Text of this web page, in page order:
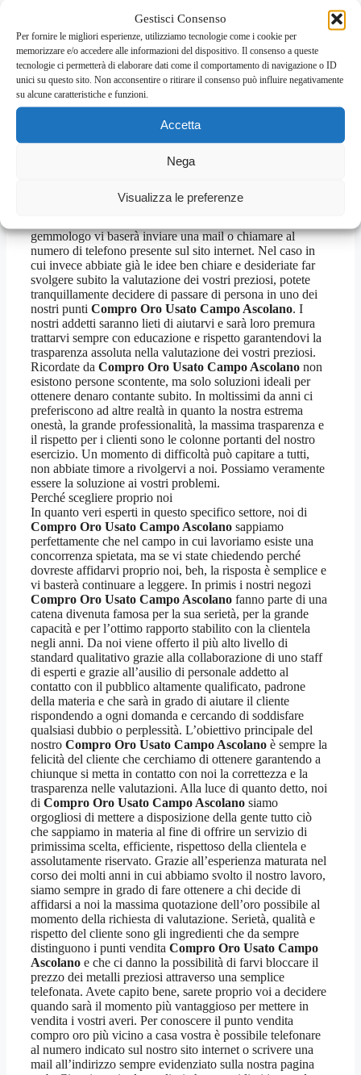
Gestisci Consenso
Per fornire le migliori esperienze, utilizziamo tecnologie come i cookie per
memorizzare e/o accedere alle informazioni del dispositivo. Il consenso a queste
tecnologie ci permetterà di elaborare dati come il comportamento di navigazione o ID
unici su questo sito. Non acconsentire o ritirare il consenso può influire negativamente
su alcune caratteristiche e funzioni.
Accetta
Nega
Visualizza le preferenze
valore dei diamanti viene svolta sulla base del listino
internazionale Rapaport, quindi potete essere
assolutamente sicuri che il prezzo che il personale di
Compro Oro Usato Campo Ascolanovi proporrà sarà
sempre assolutamente onesto e la valutazione avverrà
sempre nel massimo della trasparenza. Attenzione, però, a
scanso di equivoci, ci teniamo a sottolineare che nei negozi
Compro Oro Usato Campo Ascolano
preziosi, questo perché siamo interessati solo ed
avete bisogno di contattareCompro Oro Usato Campo
per avere informazioni, bloccare il prezzo
gemmologo vi baserà inviare una mail o chiamare al
numero di telefono presente sul sito internet. Nel caso in
cui invece abbiate già le idee ben chiare e desideriate far
svolgere subito la valutazione dei vostri preziosi, potete
tranquillamente decidere di passare di persona in uno dei
nostri punti Compro Oro Usato Campo Ascolano. I
nostri addetti saranno lieti di aiutarvi e sarà loro premura
trattarvi sempre con educazione e rispetto garantendovi la
trasparenza assoluta nella valutazione dei vostri preziosi.
Ricordate da Compro Oro Usato Campo Ascolano non
esistono persone scontente, ma solo soluzioni ideali per
ottenere denaro contante subito. In moltissimi da anni ci
preferiscono ad altre realtà in quanto la nostra estrema
onestà, la grande professionalità, la massima trasparenza e
il rispetto per i clienti sono le colonne portanti del nostro
esercizio. Un momento di difficoltà può capitare a tutti,
non abbiate timore a rivolgervi a noi. Possiamo veramente
essere la soluzione ai vostri problemi.
Perché scegliere proprio noi
In quanto veri esperti in questo specifico settore, noi di
Compro Oro Usato Campo Ascolano sappiamo
perfettamente che nel campo in cui lavoriamo esiste una
concorrenza spietata, ma se vi state chiedendo perché
dovreste affidarvi proprio noi, beh, la risposta è semplice e
vi basterà continuare a leggere. In primis i nostri negozi
Compro Oro Usato Campo Ascolano fanno parte di una
catena divenuta famosa per la sua serietà, per la grande
capacità e per l’ottimo rapporto stabilito con la clientela
negli anni. Da noi viene offerto il più alto livello di
standard qualitativo grazie alla collaborazione di uno staff
di esperti e grazie all’ausilio di personale addetto al
contatto con il pubblico altamente qualificato, padrone
della materia e che sarà in grado di aiutare il cliente
rispondendo a ogni domanda e cercando di soddisfare
qualsiasi dubbio o perplessità. L’obiettivo principale del
nostro Compro Oro Usato Campo Ascolano è sempre la
felicità del cliente che cerchiamo di ottenere garantendo a
chiunque si metta in contatto con noi la correttezza e la
trasparenza nelle valutazioni. Alla luce di quanto detto, noi
di Compro Oro Usato Campo Ascolano siamo
orgogliosi di mettere a disposizione della gente tutto ciò
che sappiamo in materia al fine di offrire un servizio di
primissima scelta, efficiente, rispettoso della clientela e
assolutamente riservato. Grazie all’esperienza maturata nel
corso dei molti anni in cui abbiamo svolto il nostro lavoro,
siamo sempre in grado di fare ottenere a chi decide di
affidarsi a noi la massima quotazione dell’oro possibile al
momento della richiesta di valutazione. Serietà, qualità e
rispetto del cliente sono gli ingredienti che da sempre
distinguono i punti vendita Compro Oro Usato Campo
Ascolano e che ci danno la possibilità di farvi bloccare il
prezzo dei metalli preziosi attraverso una semplice
telefonata. Avete capito bene, sarete proprio voi a decidere
quando sarà il momento più vantaggioso per mettere in
vendita i vostri averi. Per conoscere il punto vendita
compro oro più vicino a casa vostra è possibile telefonare
al numero indicato sul nostro sito internet o scrivere una
mail all’indirizzo sempre evidenziato sulla nostra pagina